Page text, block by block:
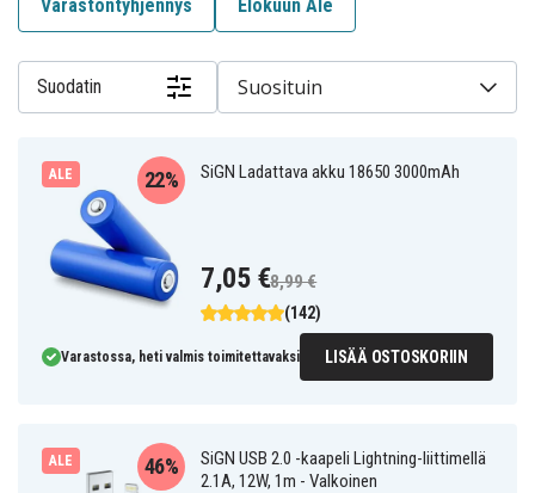
Varastontyhjennys Elokuun Ale
Suodatin Suosituin
ALE SiGN Ladattava akku 18650 3000mAh
(142)
22%
7,05 €8,99 €
Varastossa, heti valmis toimitettavaksi LISÄÄ OSTOSKORIIN
ALE
SiGN USB 2.0 -kaapeli Lightning-liittimellä
2.1A, 12W, 1m - Valkoinen
46%